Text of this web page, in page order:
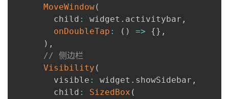
MoveWindow(
        child
: widget . activitybar ,
onDoubleTap : ( ) => {} ,
) ,
// 侧边栏
Visibility (
        visible
: widget . showSidebar ,
        child
: SizedBox (